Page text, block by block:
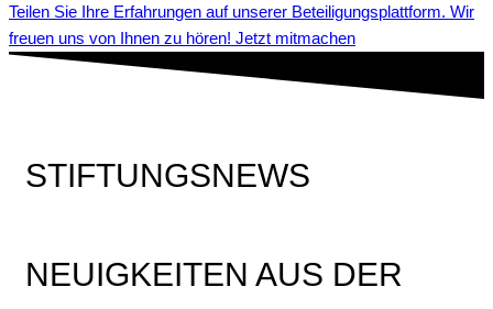
Teilen Sie Ihre Erfahrungen auf unserer Beteiligungsplattform. Wir
freuen uns von Ihnen zu hören! Jetzt mitmachen
STIFTUNGSNEWS
NEUIGKEITEN AUS DER